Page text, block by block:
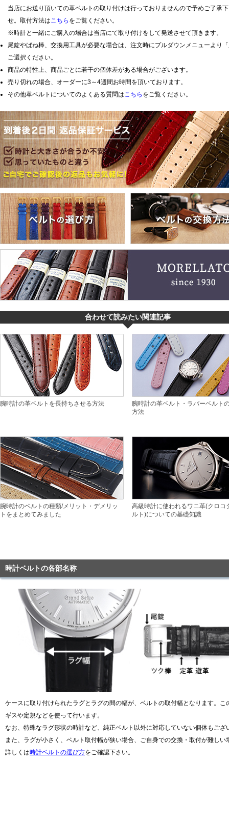
腕時計サイズ調整サービス
店舗受け取りサービス
買取・下取りをご希望の方
買取・下取りはこちら
買取専門サロン
買取ご成約者様限定5万円クーポン
75%以上保証！中古商品高価買戻し
修理・メンテナンスをご希望の方
修理依頼をする
修理・メンテンナンスについて
オーバーホールについて
外装仕上げについて
電池交換について
GINZA RASINについて
GINZA RASINの中古腕時計について
スタッフフォト
受賞歴
求人情報
銀座中央通り店 銀座本店
新宿店
買取サロン
GINZA RASIN公式ブログ
WEBマガジン
SNS・動画
当店にお送り頂いての革ベルトの取り付けは行っておりませんので予めご了承
せ。取付方法はこちら をご覧ください。
※時計と一緒にご購入の場合は当店にて取り付けをして発送させて頂きます。
尾錠やばね棒、交換用工具が必要な場合は、注文時にプルダウンメニューより
ご選択ください。
商品の特性上、商品ごとに若干の個体差がある場合がございます。
売り切れの場合、オーダーに3～4週間お時間を頂いております。
その他革ベルトについてのよくある質問はこちら をご覧ください。
合わせて読みたい関連記事
腕時計の革ベルトを長持ちさせる方法
腕時計の革ベルト・ラバーベルト
方法
腕時計のベルトの種類/メリット・デメリッ
トをまとめてみました
高級時計に使われるワニ革(クロコ
ルト)についての基礎知識
時計ベルトの各部名称
ケースに取り付けられたラグとラグの間の幅が、ベルトの取付幅となります。
ギスや定規などを使って行います。
なお、特殊なラグ形状の時計など、純正ベルト以外に対応していない個体もござ
また、ラグが小さく、ベルト取付幅が狭い場合、ご自身での交換・取付が難しい
詳しくは時計ベルトの選び方をご確認下さい。